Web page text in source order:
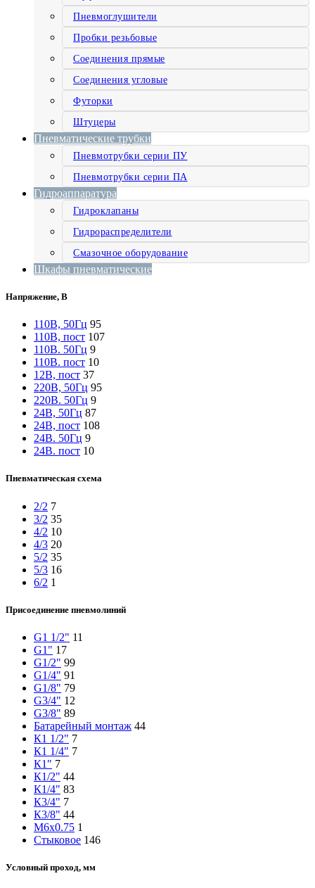
Пневмоглушители
Пробки резьбовые
Соединения прямые
Соединения угловые
Футорки
Штуцеры
Пневматические трубки
Пневмотрубки серии ПУ
Пневмотрубки серии ПА
Гидроаппаратура
Гидроклапаны
Гидрораспределители
Смазочное оборудование
Шкафы пневматические
Напряжение, В
110В, 50Гц 95
110В, пост 107
110В. 50Гц 9
110В. пост 10
12В, пост 37
220В, 50Гц 95
220В. 50Гц 9
24В, 50Гц 87
24В, пост 108
24В. 50Гц 9
24В. пост 10
Пневматическая схема
2/2 7
3/2 35
4/2 10
4/3 20
5/2 35
5/3 16
6/2 1
Присоединение пневмолиний
G1 1/2" 11
G1" 17
G1/2" 99
G1/4" 91
G1/8" 79
G3/4" 12
G3/8" 89
Батарейный монтаж 44
К1 1/2" 7
К1 1/4" 7
К1" 7
К1/2" 44
К1/4" 83
К3/4" 7
К3/8" 44
М6х0.75 1
Стыковое 146
Условный проход, мм